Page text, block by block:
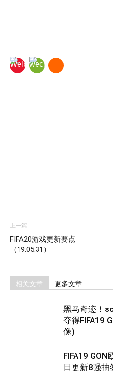
上一篇
FIFA20游戏更新要点
（19.05.31）
相关文章 更多文章
黑马奇迹！
夺得FIFA19
像)
FIFA19
日更新8强抽